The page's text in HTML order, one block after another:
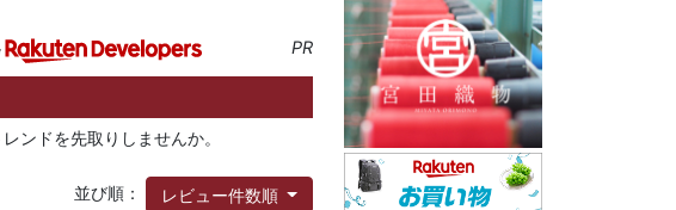
PR
ンドを先取りしませんか。
並び順： レビュー件数順